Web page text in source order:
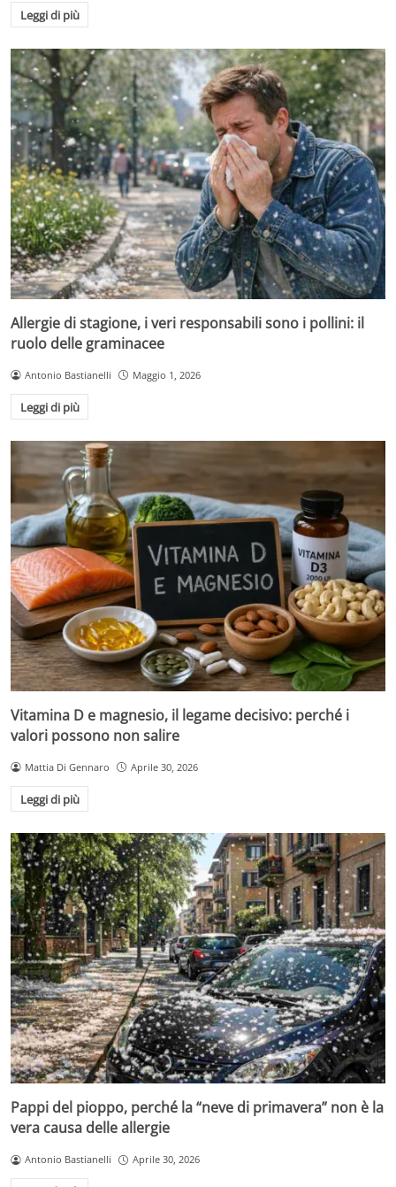
Leggi di più
Allergie di stagione, i veri responsabili sono i pollini: il
ruolo delle graminacee
Antonio Bastianelli Maggio 1, 2026
Leggi di più
Vitamina D e magnesio, il legame decisivo: perché i
valori possono non salire
Mattia Di Gennaro Aprile 30, 2026
Leggi di più
Pappi del pioppo, perché la “neve di primavera” non è la
vera causa delle allergie
Antonio Bastianelli Aprile 30, 2026